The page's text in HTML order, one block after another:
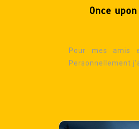
Once
Pour mes amis
Personnellement